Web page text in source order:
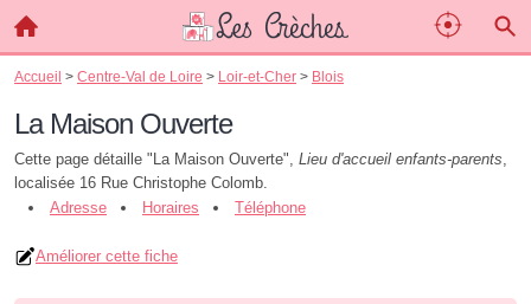
Accueil > Centre-Val de Loire > Loir-et-Cher > Blois
La Maison Ouverte
Cette page détaille "La Maison Ouverte", Lieu d'accueil enfants-parents,
localisée 16 Rue Christophe Colomb.
Adresse
Horaires Téléphone
Améliorer cette fiche